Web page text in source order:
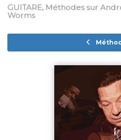
GUITARE, Méthodes sur
Worms